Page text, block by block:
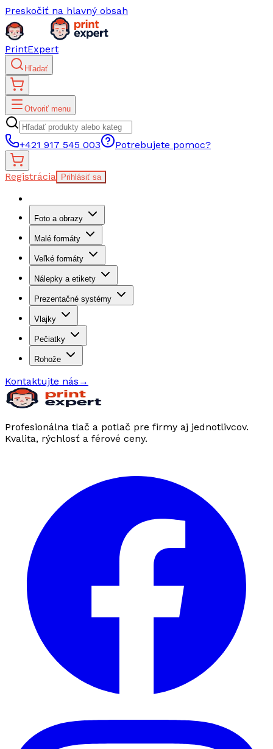
Preskočiť na hlavný obsah
PrintExpert
Hľadať
Otvoriť menu
+421 917 545 003 Potrebujete pomoc?
Registrácia Prihlásiť sa
Foto a obrazy
Malé formáty
Veľké formáty
Nálepky a etikety
Prezentačné systémy
Vlajky
Pečiatky
Rohože
Kontaktujte nás →
Profesionálna tlač a potlač pre firmy aj jednotlivcov.
Kvalita, rýchlosť a férové ceny.